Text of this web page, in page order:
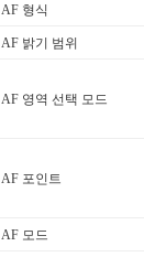
AF 형식
AF 밝기 범위
AF 영역 선택 모드
AF 포인트
AF 모드